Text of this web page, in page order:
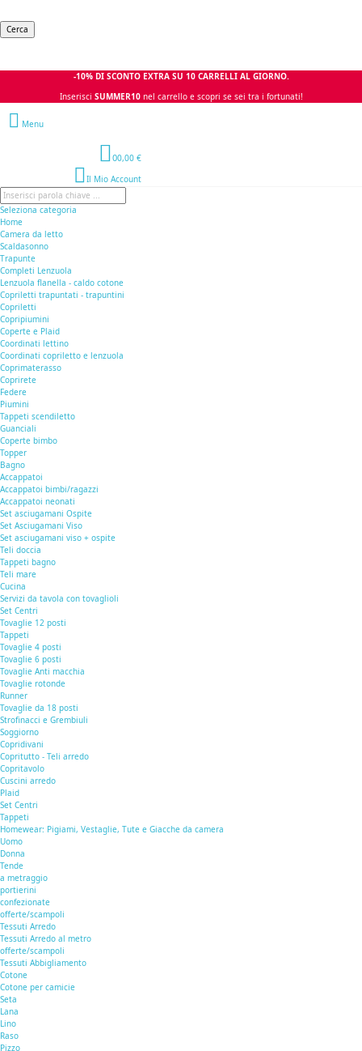
Cerca
-10% DI SCONTO EXTRA SU 10 CARRELLI AL GIORNO.
Inserisci SUMMER10 nel carrello e scopri se sei tra i fortunati!
Menu
00,00 €
Il Mio Account
Seleziona categoria
Home
Camera da letto
Scaldasonno
Trapunte
Completi Lenzuola
Lenzuola flanella - caldo cotone
Copriletti trapuntati - trapuntini
Copriletti
Copripiumini
Coperte e Plaid
Coordinati lettino
Coordinati copriletto e lenzuola
Coprimaterasso
Coprirete
Federe
Piumini
Tappeti scendiletto
Guanciali
Coperte bimbo
Topper
Bagno
Accappatoi
Accappatoi bimbi/ragazzi
Accappatoi neonati
Set asciugamani Ospite
Set Asciugamani Viso
Set asciugamani viso + ospite
Teli doccia
Tappeti bagno
Teli mare
Cucina
Servizi da tavola con tovaglioli
Set Centri
Tovaglie 12 posti
Tappeti
Tovaglie 4 posti
Tovaglie 6 posti
Tovaglie Anti macchia
Tovaglie rotonde
Runner
Tovaglie da 18 posti
Strofinacci e Grembiuli
Soggiorno
Copridivani
Copritutto - Teli arredo
Copritavolo
Cuscini arredo
Plaid
Set Centri
Tappeti
Homewear: Pigiami, Vestaglie, Tute e Giacche da camera
Uomo
Donna
Tende
a metraggio
portierini
confezionate
offerte/scampoli
Tessuti Arredo
Tessuti Arredo al metro
offerte/scampoli
Tessuti Abbigliamento
Cotone
Cotone per camicie
Seta
Lana
Lino
Raso
Pizzo